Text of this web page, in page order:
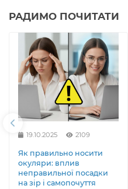
РАДИМО ПОЧИТАТИ
19.10.2025 2109
Як правильно носити
окуляри: вплив
неправильної посадки
на зір і самопочуття